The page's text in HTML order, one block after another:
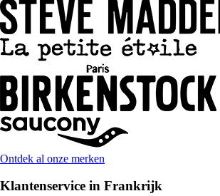
Ontdek al onze merken
Klantenservice in Frankrijk